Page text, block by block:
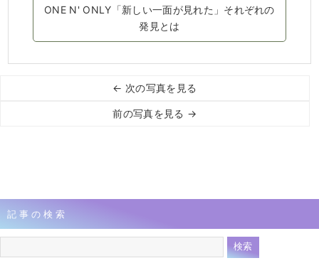
ONE N' ONLY「新しい一面が見れた」それぞれの
発見とは
← 次の写真を見る
前の写真を見る →
記事の検索